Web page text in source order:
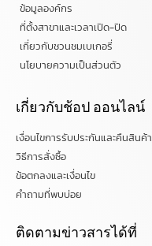
ข้อมูลองค์กร
ที่ตั้งสาขาและเวลาเปิด-ปิด
เกี่ยวกับชวนชมเบเกอรี่
นโยบายความเป็นส่วนตัว
เกี่ยวกับช้อป ออนไลน์
เงื่อนไขการรับประกันและคืนสินค้า
วิธีการสั่งซื้อ
ข้อตกลงและเงื่อนไข
คำถามที่พบบ่อย
ติดตามข่าวสารได้ที่